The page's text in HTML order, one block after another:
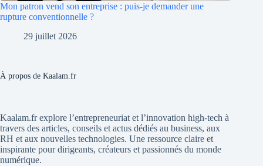
Mon patron vend son entreprise : puis-je demander une
rupture conventionnelle ?
29 juillet 2026
À propos de Kaalam.fr
Kaalam.fr explore l’entrepreneuriat et l’innovation high-tech à
travers des articles, conseils et actus dédiés au business, aux
RH et aux nouvelles technologies. Une ressource claire et
inspirante pour dirigeants, créateurs et passionnés du monde
numérique.